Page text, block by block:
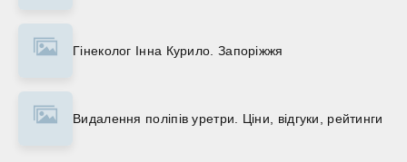
Гінеколог Інна Курило. Запоріжжя
Видалення поліпів уретри. Ціни, відгуки, рейтинги